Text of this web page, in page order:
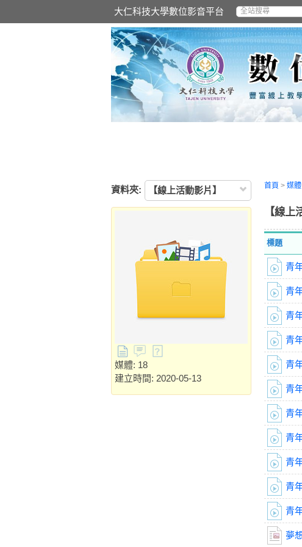
大仁科技大學數位影音平台
資料夾: 【線上活動影片】
媒體: 18
建立時間: 2020-05-13
首頁 > 媒
【線上
標題
青
青
青
青
青
青
青
青
青
青
青
夢